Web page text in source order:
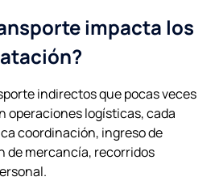
impacta los
indirectos que pocas veces
operaciones logísticas, cada
coordinación, ingreso de
de mercancía, recorridos